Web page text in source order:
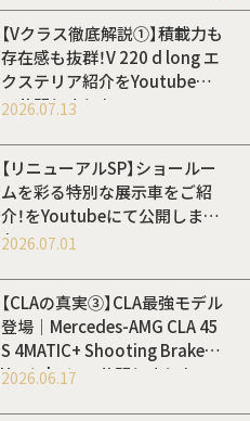
【Vクラス徹底解説①】積載力も
存在感も抜群！V 220 d long エ
クステリア紹介をYoutubeに
て公開しました
2026.07.13
【リニューアルSP】ショールー
ムを彩る特別な展示車をご紹
介！をYoutubeにて公開しまし
た
2026.07.01
【CLAの真実③】CLA最強モデル
登場｜Mercedes-AMG CLA 45
S 4MATIC+ Shooting Brakeを
Youtubeにて公開しました
2026.06.17